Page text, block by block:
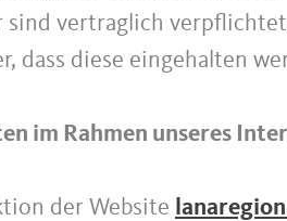
sind vertraglich
dass diese eingehalten
im Rahmen unseres
der Website